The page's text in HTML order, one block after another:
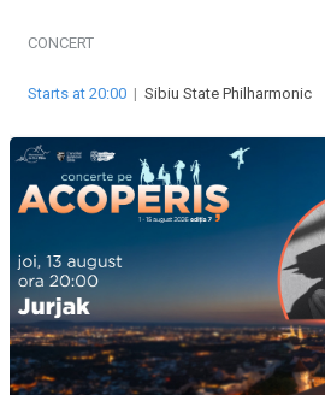
CONCERT
Starts at 20:00 | Sibiu State Philharmonic